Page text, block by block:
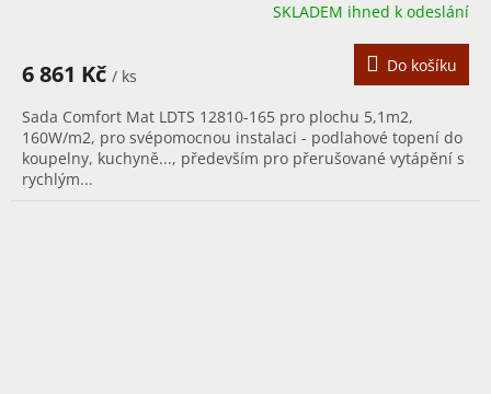
M
A
SKLADEM ihned k odeslání
6 861 Kč / ks
Do košíku
Sada Comfort Mat LDTS 12810-165 pro plochu 5,1m2,
160W/m2, pro svépomocnou instalaci - podlahové topení do
koupelny, kuchyně..., především pro přerušované vytápění s
rychlým...